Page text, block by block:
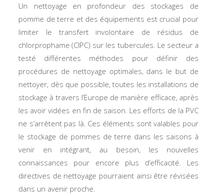
Un nettoyage en profondeur des stockages de
pomme de terre et des équipements est crucial pour
limiter le transfert involontaire de résidus de
chlorprophame (CIPC) sur les tubercules. Le secteur a
testé différentes méthodes pour définir des
procédures de nettoyage optimales, dans le but de
nettoyer, dès que possible, toutes les installations de
stockage à travers l’Europe de manière efficace, après
les avoir vidées en fin de saison. Les efforts de la PVC
ne s’arrêtent pas là. Ces éléments sont valables pour
le stockage de pommes de terre dans les saisons à
venir en intégrant, au besoin, les nouvelles
connaissances pour encore plus d’efficacité. Les
directives de nettoyage pourraient ainsi être révisées
dans un avenir proche.